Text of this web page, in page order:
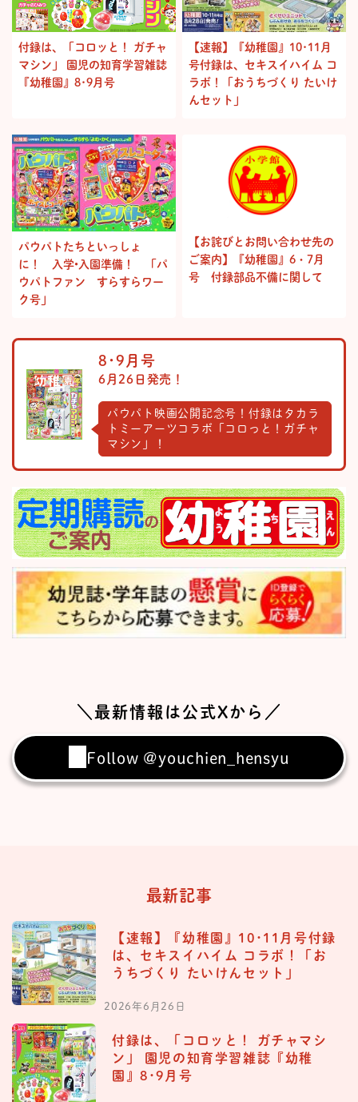
付録は、「コロッと！ ガチャ
マシン」 園児の知育学習雑誌
『幼稚園』8･9月号
【速報】『幼稚園』10･11月
号付録は、セキスイハイム コ
ラボ！「おうちづくり たいけ
んセット」
パウパトたちといっしょ
に！ 入学•入園準備！ 「パ
ウパトファン すらすらワー
ク号」
【お詫びとお問い合わせ先の
ご案内】『幼稚園』6・7月
号 付録部品不備に関して
8･9月号
6月26日発売！
パウパト映画公開記念号！付録はタカラ
トミーアーツコラボ「コロっと！ガチャ
マシン」！
＼最新情報は公式Xから／
Follow @youchien_hensyu
最新記事
【速報】『幼稚園』10･11月号付録
は、セキスイハイム コラボ！「お
うちづくり たいけんセット」
2026年6月26日
付録は、「コロッと！ ガチャマシ
ン」 園児の知育学習雑誌『幼稚
園』8･9月号